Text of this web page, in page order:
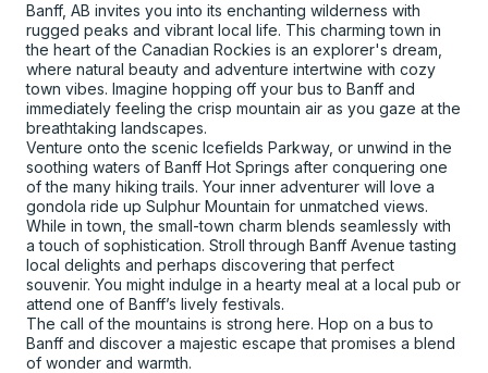
Banff, AB invites you into its enchanting wilderness with
rugged peaks and vibrant local life. This charming town in
the heart of the Canadian Rockies is an explorer's dream,
where natural beauty and adventure intertwine with cozy
town vibes. Imagine hopping off your bus to Banff and
immediately feeling the crisp mountain air as you gaze at the
breathtaking landscapes.
Venture onto the scenic Icefields Parkway, or unwind in the
soothing waters of Banff Hot Springs after conquering one
of the many hiking trails. Your inner adventurer will love a
gondola ride up Sulphur Mountain for unmatched views.
While in town, the small-town charm blends seamlessly with
a touch of sophistication. Stroll through Banff Avenue tasting
local delights and perhaps discovering that perfect
souvenir. You might indulge in a hearty meal at a local pub or
attend one of Banff’s lively festivals.
The call of the mountains is strong here. Hop on a bus to
Banff and discover a majestic escape that promises a blend
of wonder and warmth.